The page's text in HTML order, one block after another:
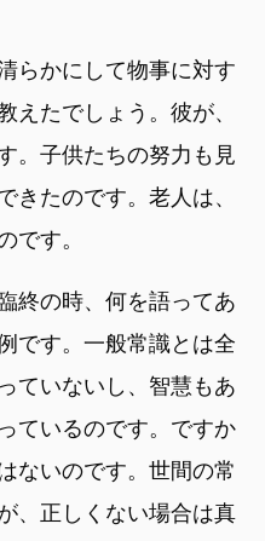
らかにして物事に対す
えたでしょう。彼が、
。子供たちの努力も見
きたのです。老人は、
です。
終の時、何を語ってあ
です。一般常識とは全
ていないし、智慧もあ
ているのです。ですか
ないのです。世間の常
、正しくない場合は真